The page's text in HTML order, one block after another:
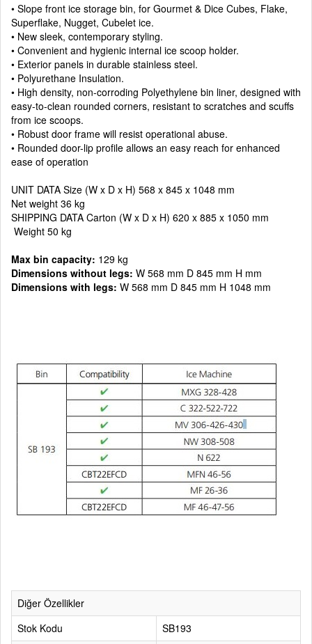
• Slope front ice storage bin, for Gourmet & Dice Cubes, Flake,
Superflake, Nugget, Cubelet ice.
• New sleek, contemporary styling.
• Convenient and hygienic internal ice scoop holder.
• Exterior panels in durable stainless steel.
• Polyurethane Insulation.
• High density, non-corroding Polyethylene bin liner, designed with
easy-to-clean rounded corners, resistant to scratches and scuffs
from ice scoops.
• Robust door frame will resist operational abuse.
• Rounded door-lip profile allows an easy reach for enhanced
ease of operation
UNIT DATA Size (W x D x H) 568 x 845 x 1048 mm
Net weight 36 kg
SHIPPING DATA Carton (W x D x H) 620 x 885 x 1050 mm
Weight 50 kg
Max bin capacity: 129 kg
Dimensions without legs: W 568 mm D 845 mm H mm
Dimensions with legs: W 568 mm D 845 mm H 1048 mm
Diğer Özellikler
Stok Kodu
SB193